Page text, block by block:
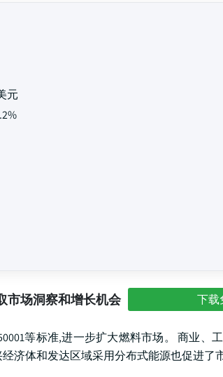
元
市场洞察和增长机会 下载
等标准,进一步扩大燃料市场。 商业
济体和发达区域采用分布式能源也促进